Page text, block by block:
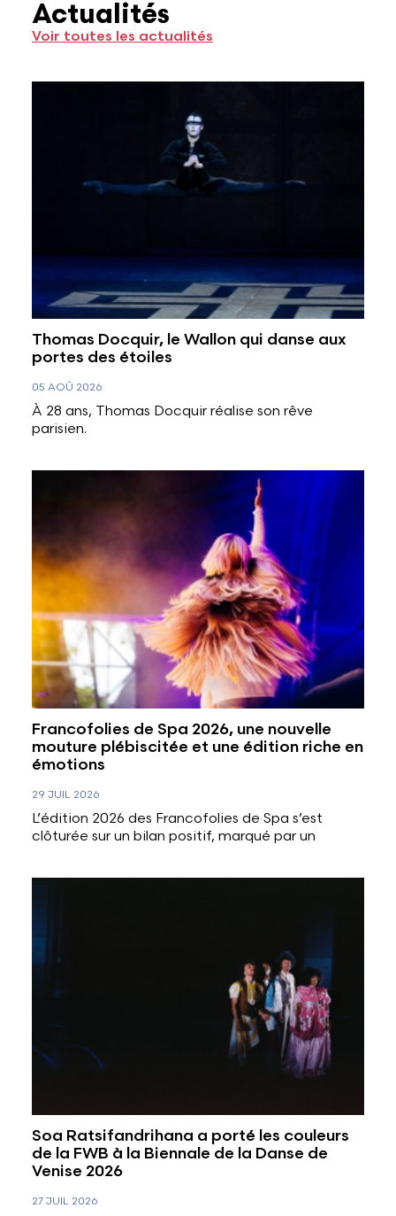
Actualités
Voir toutes les actualités
Thomas Docquir, le Wallon qui danse aux
portes des étoiles
05 AOÛ 2026
À 28 ans, Thomas Docquir réalise son rêve
parisien.
Francofolies de Spa 2026, une nouvelle
mouture plébiscitée et une édition riche en
émotions
29 JUIL 2026
L’édition 2026 des Francofolies de Spa s’est
clôturée sur un bilan positif, marqué par un
Soa Ratsifandrihana a porté les couleurs
de la FWB à la Biennale de la Danse de
Venise 2026
27 JUIL 2026